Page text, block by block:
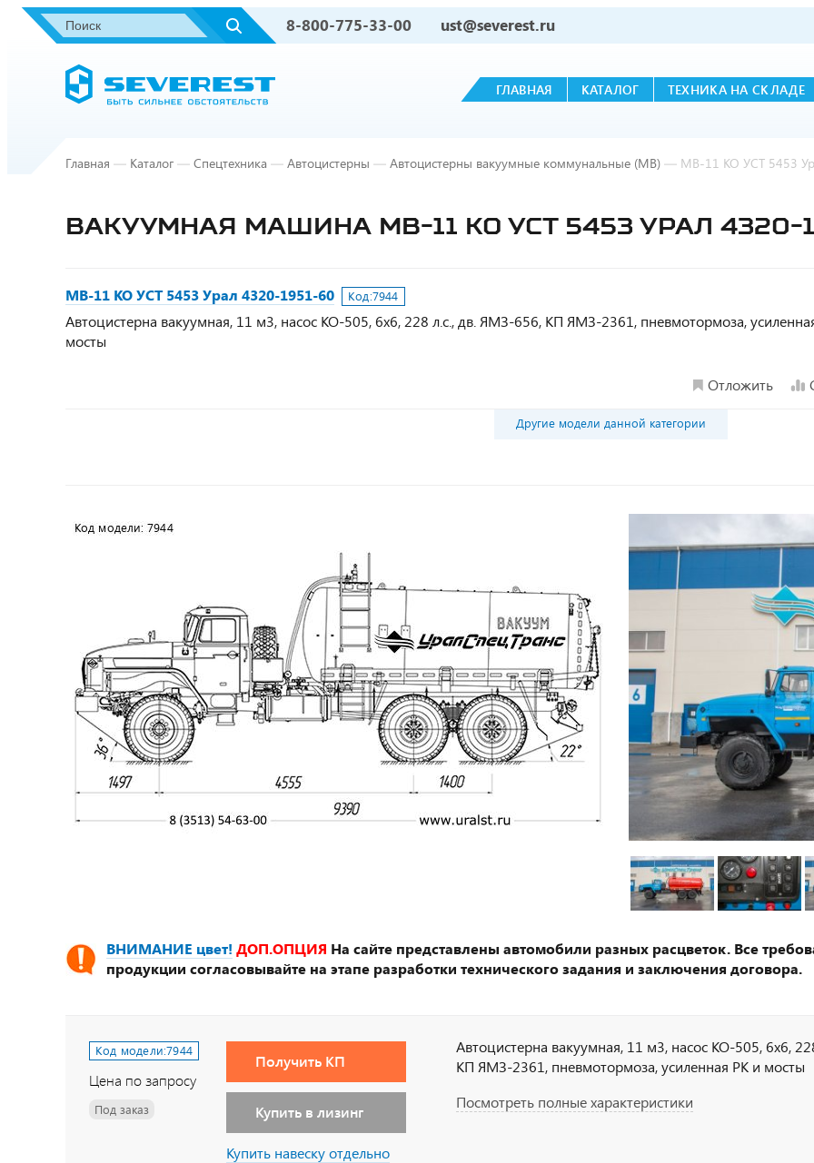
8-800-775-33-00 ust@severest.ru
ГЛАВНАЯ КАТАЛОГ ТЕХНИКА НА СКЛАДЕ
Главная — Каталог — Спецтехника — Автоцистерны — Автоцистерны вакуумные коммунальные (МВ) — МВ-11 КО УСТ 5453
ВАКУУМНАЯ МАШИНА МВ-11 КО УСТ 5453 УРАЛ 4320-
МВ-11 КО УСТ 5453 Урал 4320-1951-60 Код:7944
Автоцистерна вакуумная, 11 м3, насос КО-505, 6х6, 228 л.с., дв. ЯМЗ-656, КП ЯМЗ-2361, пневмотормоза,
мосты
Отложить
Другие модели данной категории
ВНИМАНИЕ цвет! ДОП.ОПЦИЯ На сайте представлены автомобили разных расцветок. Все
продукции согласовывайте на этапе разработки технического задания и заключения договора.
Код модели:7944
Цена по запросу
Под заказ
Получить КП
Купить в лизинг
Купить навеску отдельно
Автоцистерна вакуумная, 11 м3, насос КО-505, 6х6,
КП ЯМЗ-2361, пневмотормоза, усиленная РК и мосты
Посмотреть полные характеристики